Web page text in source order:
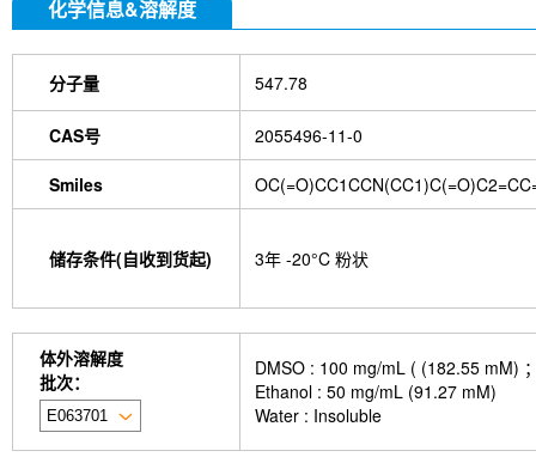
化学信息&溶解度
分子量 547.78
CAS号 2055496-11-0
Smiles
储存条件(自收到货起) 3年 -20°C 粉状
体外溶解度
批次：
DMSO : 100 mg/mL ( (182.55 mM)
Ethanol : 50 mg/mL (91.27 mM)
Water : Insoluble